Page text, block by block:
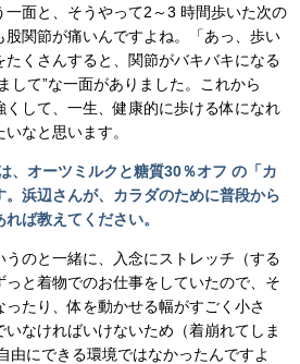
一面と、そうやって2～3 時間歩いた次の
股関節が痛いんですよね。「あっ、歩い
くさんすると、関節がバキバキになる
して”な一面がありました。これから
くして、一生、健康的に歩ける体になれ
なと思います。
、オーツミルクと糖質30％オフ の「カ
浜辺さんが、カラダのために普段から
ば教えてください。
のと一緒に、入念にストレッチ（する
っと着物でのお仕事をしていたので、そ
たり、体を動かせる幅がすごく小さ
いなければいけないため（着崩れてしま
由にできる環境ではなかったんですよ